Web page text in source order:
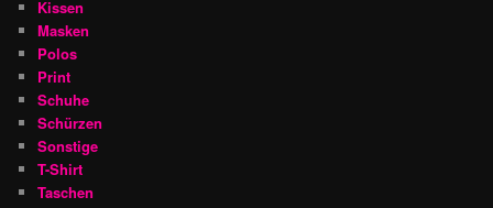
Kissen
Masken
Polos
Print
Schuhe
Schürzen
Sonstige
T-Shirt
Taschen